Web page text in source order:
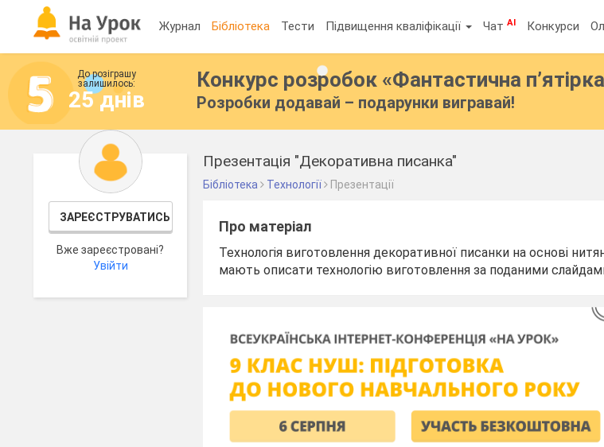
Журнал Бібліотека Тести Підвищення кваліфікації ЧатAI Конкурси
До розіграшу
залишилось:
25 днів
Конкурс розробок «Фантастична
Розробки додавай – подарунки вигравай!
ЗАРЕЄСТРУВАТИСЬ
Вже зареєстровані?
Увійти
Презентація "Декоративна писанка"
Бібліотека Технології Презентації
Про матеріал
Технологія виготовлення декоративної писанки на основі
мають описати технологію виготовлення за поданими